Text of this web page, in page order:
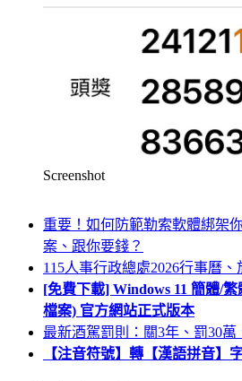
Screenshot
重要！如何防範勒索軟體綁架
案、跟你要錢？
115人事行政總處2026行事曆、
[免費下載] Windows 11 簡體/
檔案) 官方網站正式版本
最新酒駕罰則：關3年、罰30萬
【注音符號】轉【漢語拼音】